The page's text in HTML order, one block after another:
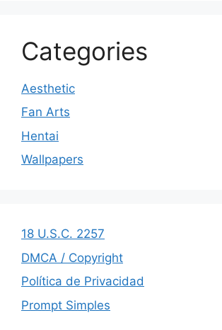
Categories
Aesthetic
Fan Arts
Hentai
Wallpapers
18 U.S.C. 2257
DMCA / Copyright
Política de Privacidad
Prompt Simples